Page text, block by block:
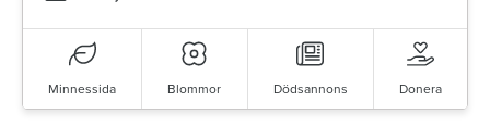
Minnessida Blommor Dödsannons Donera